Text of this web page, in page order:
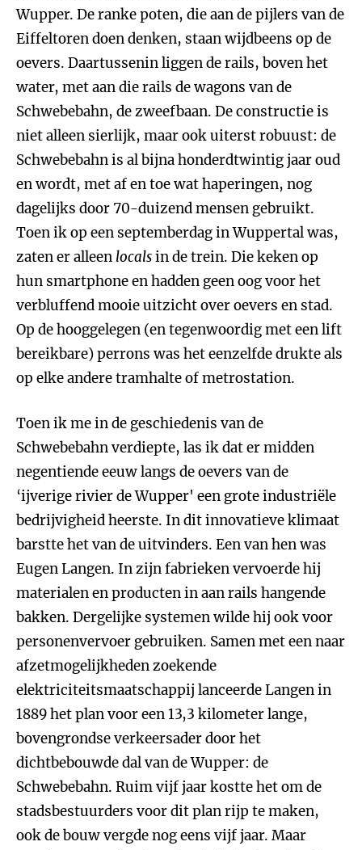
Wupper. De ranke poten, die aan de pijlers van de
Eiffeltoren doen denken, staan wijdbeens op de
oevers. Daartussenin liggen de rails, boven het
water, met aan die rails de wagons van de
Schwebebahn, de zweefbaan. De constructie is
niet alleen sierlijk, maar ook uiterst robuust: de
Schwebebahn is al bijna honderdtwintig jaar oud
en wordt, met af en toe wat haperingen, nog
dagelijks door 70-duizend mensen gebruikt.
Toen ik op een septemberdag in Wuppertal was,
zaten er alleen localsin de trein. Die keken op
hun smartphone en hadden geen oog voor het
verbluffend mooie uitzicht over oevers en stad.
Op de hooggelegen (en tegenwoordig met een lift
bereikbare) perrons was het eenzelfde drukte als
op elke andere tramhalte of metrostation.
Toen ik me in de geschiedenis van de
Schwebebahn verdiepte, las ik dat er midden
negentiende eeuw langs de oevers van de
‘ijverige rivier de Wupper' een grote industriële
bedrijvigheid heerste. In dit innovatieve klimaat
barstte het van de uitvinders. Een van hen was
Eugen Langen. In zijn fabrieken vervoerde hij
materialen en producten in aan rails hangende
bakken. Dergelijke systemen wilde hij ook voor
personenvervoer gebruiken. Samen met een naar
afzetmogelijkheden zoekende
elektriciteitsmaatschappij lanceerde Langen in
1889 het plan voor een 13,3 kilometer lange,
bovengrondse verkeersader door het
dichtbebouwde dal van de Wupper: de
Schwebebahn. Ruim vijf jaar kostte het om de
stadsbestuurders voor dit plan rijp te maken,
ook de bouw vergde nog eens vijf jaar. Maar